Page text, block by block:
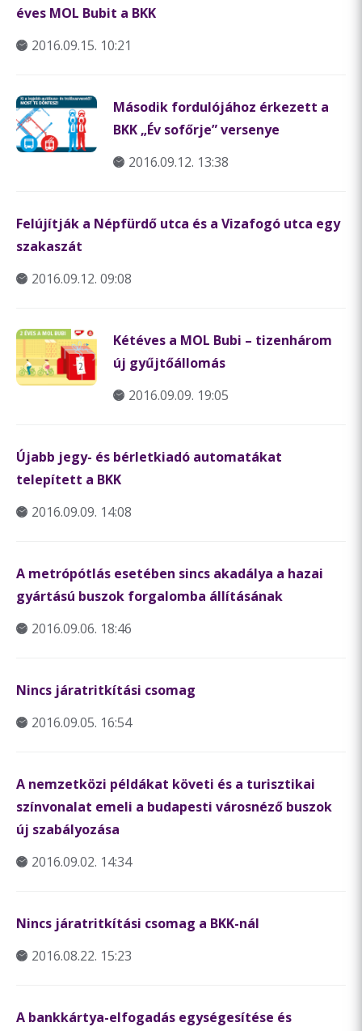
éves MOL Bubit a BKK
2016.09.15. 10:21
Második fordulójához érkezett a
BKK „Év sofőrje” versenye
2016.09.12. 13:38
Felújítják a Népfürdő utca és a Vizafogó utca egy
szakaszát
2016.09.12. 09:08
Kétéves a MOL Bubi – tizenhárom
új gyűjtőállomás
2016.09.09. 19:05
Újabb jegy- és bérletkiadó automatákat
telepített a BKK
2016.09.09. 14:08
A metrópótlás esetében sincs akadálya a hazai
gyártású buszok forgalomba állításának
2016.09.06. 18:46
Nincs járatritkítási csomag
2016.09.05. 16:54
A nemzetközi példákat követi és a turisztikai
színvonalat emeli a budapesti városnéző buszok
új szabályozása
2016.09.02. 14:34
Nincs járatritkítási csomag a BKK-nál
2016.08.22. 15:23
A bankkártya-elfogadás egységesítése és